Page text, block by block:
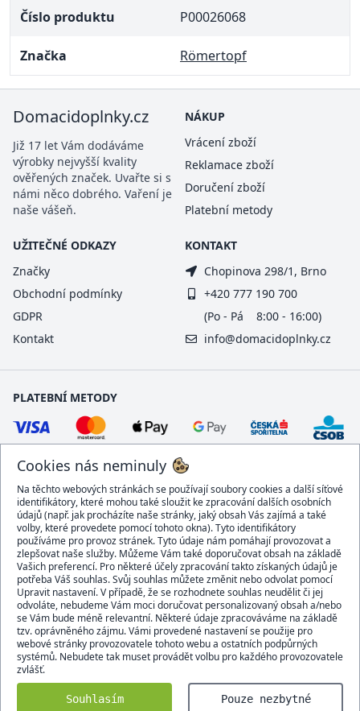
Číslo produktu P00026068
Značka Römertopf
Cookies nás neminuly
Na těchto webových stránkách se používají soubory cookies a další síťové
identifikátory, které mohou také sloužit ke zpracování dalších osobních
údajů (např. jak procházíte naše stránky, jaký obsah Vás zajímá a také
volby, které provedete pomocí tohoto okna). Tyto identifikátory
používáme pro provoz stránek. Tyto údaje nám pomáhají provozovat a
zlepšovat naše služby. Můžeme Vám také doporučovat obsah na základě
Vašich preferencí. Pro některé účely zpracování takto získaných údajů je
potřeba Váš souhlas. Svůj souhlas můžete změnit nebo odvolat pomocí
Upravit nastavení. V případě, že se rozhodnete souhlas neudělit či jej
odvoláte, nebudeme Vám moci doručovat personalizovaný obsah a/nebo
se Vám bude méně relevantní. Některé údaje zpracováváme na základě
tzv. oprávněného zájmu. Vámi provedené nastavení se použije pro
webové stránky provozovatele tohoto webu a ostatních podpůrných
systémů. Nebudete tak muset provádět volbu pro každého provozovatele
zvlášť.
Souhlasím Pouze nezbytné
Domacidoplnky.cz
Již 17 let Vám dodáváme
výrobky nejvyšší kvality
ověřených značek. Uvařte si s
námi něco dobrého. Vaření je
naše vášeň.
NÁKUP
Vrácení zboží
Reklamace zboží
Doručení zboží
Platební metody
UŽITEČNÉ ODKAZY
Značky
Obchodní podmínky
GDPR
Kontakt
KONTAKT
Chopinova 298/1, Brno
+420 777 190 700
(Po - Pá 8:00 - 16:00)
info@domacidoplnky.cz
PLATEBNÍ METODY
DOPRAVCI
BEZPEČNÝ OBCHOD
Domacidoplnky.cz © 2007 - 2026
Všechna práva vyhrazena.